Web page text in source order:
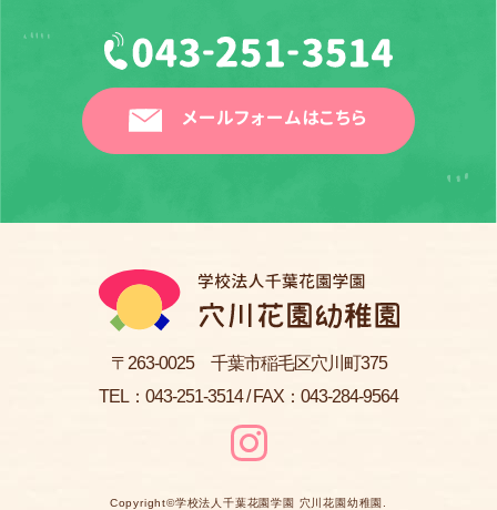
メールフォームはこちら
〒263-0025 千葉市稲毛区穴川町375
TEL： 043-251-3514/ FAX：043-284-9564
Copyright©学校法人千葉花園学園 穴川花園幼稚園